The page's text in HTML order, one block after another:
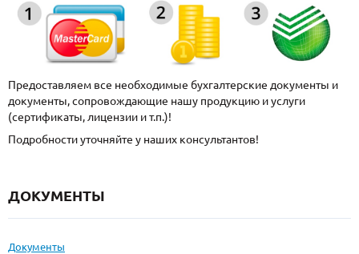
Предоставляем все необходимые бухгалтерские документы и
документы, сопровождающие нашу продукцию и услуги
(сертификаты, лицензии и т.п.)!
Подробности уточняйте у наших консультантов!
ДОКУМЕНТЫ
Документы